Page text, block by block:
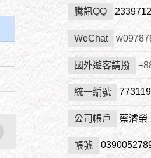
騰訊QQ
WeChat
國外遊客請撥
統一編號
公司帳戶 蔡濬榮
帳號